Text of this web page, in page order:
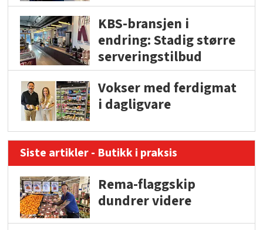
KBS-bransjen i
endring: Stadig større
serveringstilbud
Vokser med ferdigmat
i dagligvare
Siste artikler - Butikk i praksis
Rema-flaggskip
dundrer videre